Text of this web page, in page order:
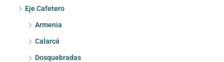
Eje Cafetero
Armenia
Calarcá
Dosquebradas